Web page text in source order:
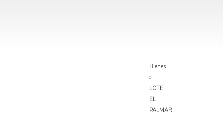
Bienes
»
LOTE
EL
PALMAR